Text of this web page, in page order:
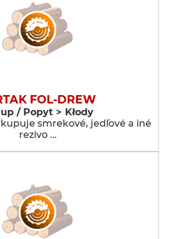
FOL-DREW
/ Popyt > Kłody
smrekové, jedľové a iné
rezivo …